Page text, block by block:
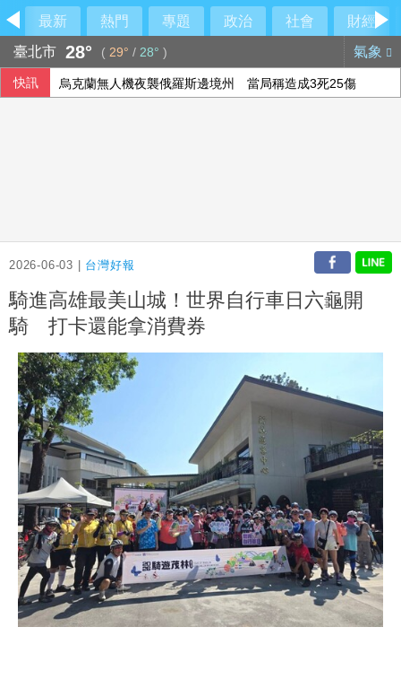
最新 熱門 專題 政治 社會
財經
臺北市 28° ( 29° / 28° ) 氣象
快訊 烏克蘭無人機夜襲俄羅斯邊境州 當局稱造成3死25傷
2026-06-03 | 台灣好報
騎進高雄最美山城！世界自行車日六龜開
騎 打卡還能拿消費券